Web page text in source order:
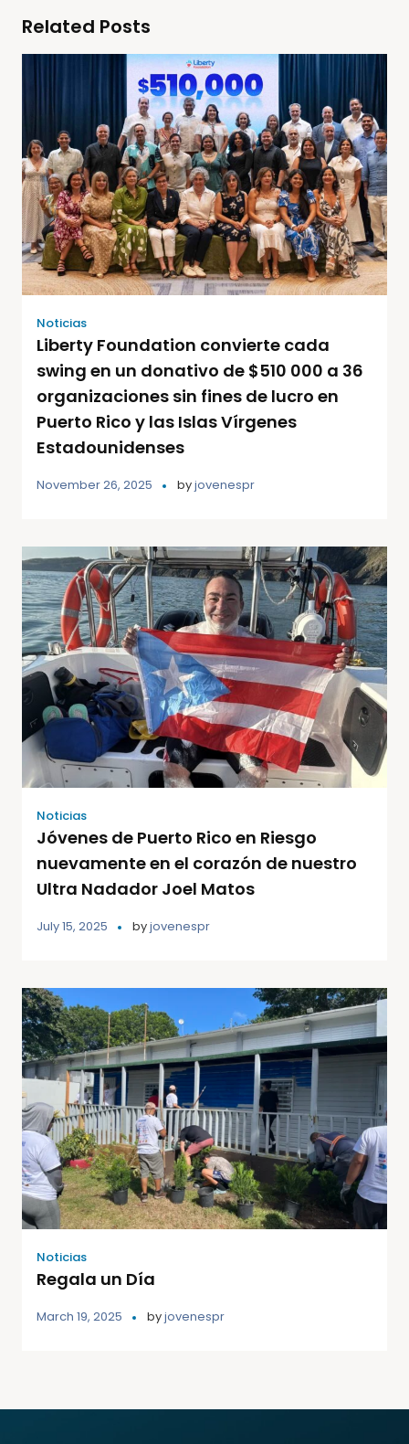
Related Posts
Noticias
Liberty Foundation convierte cada
swing en un donativo de $510 000 a 36
organizaciones sin fines de lucro en
Puerto Rico y las Islas Vírgenes
Estadounidenses
November 26, 2025 byjovenespr
Noticias
Jóvenes de Puerto Rico en Riesgo
nuevamente en el corazón de nuestro
Ultra Nadador Joel Matos
July 15, 2025 byjovenespr
Noticias
Regala un Día
March 19, 2025 byjovenespr